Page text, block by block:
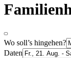
Wo soll’s hingehen?
Daten